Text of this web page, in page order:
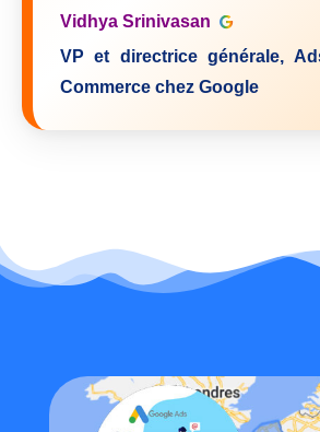
Vidhya Srinivasan
VP et directrice générale,
Commerce chez Google